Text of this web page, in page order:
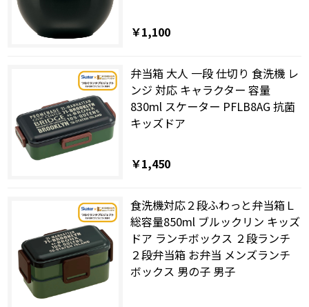
￥1,100
弁当箱 大人 一段 仕切り 食洗機 レ
ンジ 対応 キャラクター 容量
830ml スケーター PFLB8AG 抗菌
キッズドア
￥1,450
食洗機対応２段ふわっと弁当箱Ｌ
総容量850ml ブルックリン キッズ
ドア ランチボックス ２段ランチ
２段弁当箱 お弁当 メンズランチ
ボックス 男の子 男子